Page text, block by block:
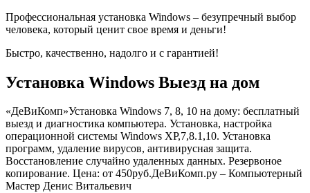
Профессиональная установка Windows – безупречный выбор
человека, который ценит свое время и деньги!
Быстро, качественно, надолго и с гарантией!
Установка Windows Выезд на дом
«ДеВиКомп»Установка Windows 7, 8, 10 на дому: бесплатный
выезд и диагностика компьютера. Установка, настройка
операционной системы Windows XP,7,8.1,10. Установка
программ, удаление вирусов, антивирусная защита.
Восстановление случайно удаленных данных. Резервоное
копирование. Цена: от 450руб.ДеВиКомп.ру – Компьютерный
Мастер Денис Витальевич